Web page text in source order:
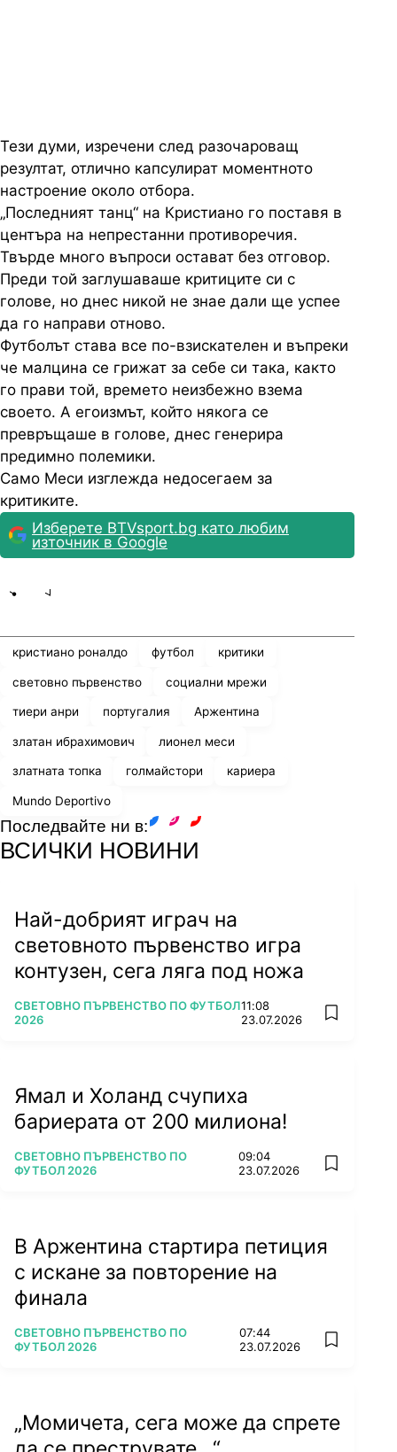
Тези думи, изречени след разочароващ
резултат, отлично капсулират моментното
настроение около отбора.
„Последният танц“ на Кристиано го поставя в
центъра на непрестанни противоречия.
Твърде много въпроси остават без отговор.
Преди той заглушаваше критиците си с
голове, но днес никой не знае дали ще успее
да го направи отново.
Футболът става все по-взискателен и въпреки
че малцина се грижат за себе си така, както
го прави той, времето неизбежно взема
своето. А егоизмът, който някога се
превръщаше в голове, днес генерира
предимно полемики.
Само Меси изглежда недосегаем за
критиките.
Изберете BTVsport.bg като любим
източник в Google
кристиано роналдо футбол критики
световно първенство социални мрежи
тиери анри португалия Аржентина
златан ибрахимович лионел меси
златната топка голмайстори кариера
Mundo Deportivo
Последвайте ни в:
ВСИЧКИ НОВИНИ
Най-добрият играч на
световното първенство игра
контузен, сега ляга под ножа
ПОВЕЧЕ ОТ
СВЕТОВНО ПЪРВЕНСТВО ПО ФУТБОЛ
2026
11:08
23.07.2026
add
Ямал и Холанд счупиха
бариерата от 200 милиона!
ПОВЕЧЕ ОТ
СВЕТОВНО ПЪРВЕНСТВО ПО
ФУТБОЛ 2026
09:04
23.07.2026
add
В Аржентина стартира петиция
с искане за повторение на
финала
ПОВЕЧЕ ОТ
СВЕТОВНО ПЪРВЕНСТВО ПО
ФУТБОЛ 2026
07:44
23.07.2026
add
„Момичета, сега може да спрете